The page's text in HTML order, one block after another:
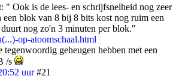
" Ook is de lees- en schrijfsnelheid nog zeer
een blok van 8 bij 8 bits kost nog ruim een
nog zo'n 3 minuten per blok."
op-atoomschaal.html
tegenwoordig geheugen hebben met een
/s
uur #21